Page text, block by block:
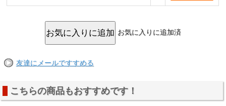
お気に入りに追加済
友達にメールですすめる
こちらの商品もおすすめです！